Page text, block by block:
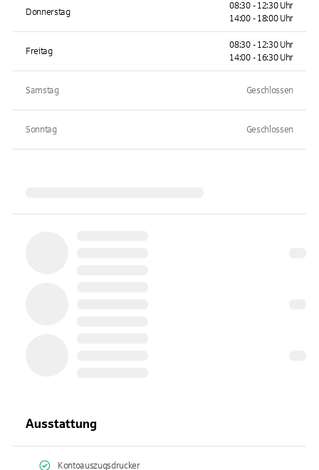
Donnerstag
08:30 - 12:30 Uhr
14:00 - 18:00 Uhr
Freitag
08:30 - 12:30 Uhr
14:00 - 16:30 Uhr
Samstag Geschlossen
Sonntag Geschlossen
Ausstattung
Kontoauszugsdrucker